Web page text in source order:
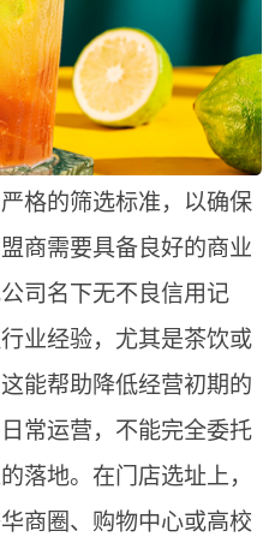
的筛选标准，以确保
商需要具备良好的商业
司名下无不良信用记
业经验，尤其是茶饮或
能帮助降低经营初期的
常运营，不能完全委托
落地。在门店选址上，
商圈、购物中心或高校